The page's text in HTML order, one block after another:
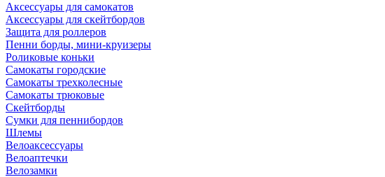
Аксессуары для самокатов
Аксессуары для скейтбордов
Защита для роллеров
Пенни борды, мини-круизеры
Роликовые коньки
Самокаты городские
Самокаты трехколесные
Самокаты трюковые
Скейтборды
Сумки для пеннибордов
Шлемы
Велоаксессуары
Велоаптечки
Велозамки